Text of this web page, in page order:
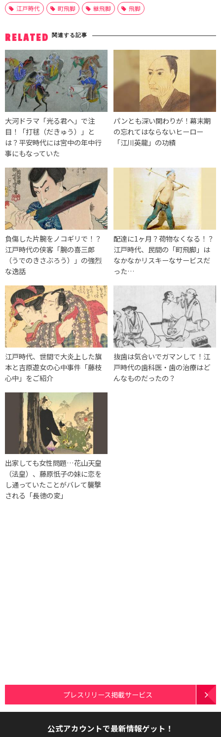
江戸時代 町飛脚 継飛脚 飛脚
RELATED 関連する記事
大河ドラマ「光る君へ」で注
目！「打毬（だきゅう）」と
は？平安時代には宮中の年中行
事にもなっていた
パンとも深い関わりが！幕末期
の忘れてはならないヒーロー
「江川英龍」の功績
負傷した片腕をノコギリで！？
江戸時代の侠客「腕の喜三郎
（うでのきさぶろう）」の強烈
な逸話
配達に1ヶ月？荷物なくなる！？
江戸時代、民間の「町飛脚」は
なかなかリスキーなサービスだ
った…
江戸時代、世間で大炎上した旗
本と吉原遊女の心中事件「藤枝
心中」をご紹介
抜歯は気合いでガマンして！江
戸時代の歯科医・歯の治療はど
んなものだったの？
出家しても女性問題…花山天皇
（法皇）、藤原忯子の妹に恋を
し通っていたことがバレて襲撃
される「長徳の変」
プレスリリース掲載サービス
公式アカウントで最新情報ゲット！